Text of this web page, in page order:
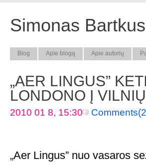
Simonas
Blog Apie blogą Apie autorių
„AER LINGUS”
LONDONO Į VILNIŲ
2010 01 8, 15:30
„Aer Lingus” nuo vasaros